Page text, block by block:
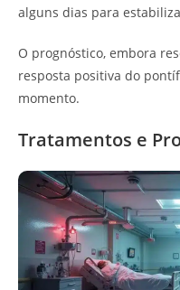
alguns dias para
O prognóstico, embora
resposta positiva do
momento.
Tratamentos e